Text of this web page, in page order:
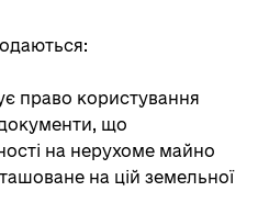
право користування
що
на нерухоме майно
на цій земельної